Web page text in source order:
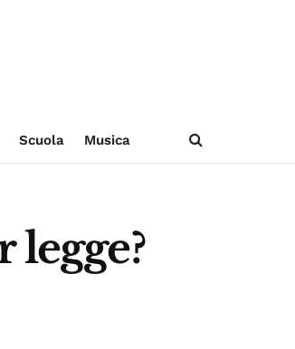
Scuola Musica